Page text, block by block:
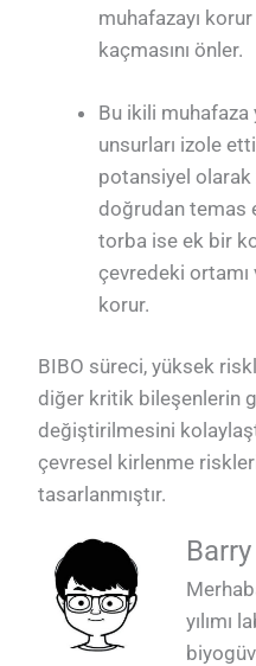
muhafazayı
kaçmasını önler.
Bu ikili muhafaza
unsurları izole
potansiyel olarak
doğrudan temas
torba ise ek bir
çevredeki
korur.
BIBO süreci, yüksek
diğer kritik bileşenlerin
değiştirilmesini
çevresel kirlenme
tasarlanmıştır.
yılımı